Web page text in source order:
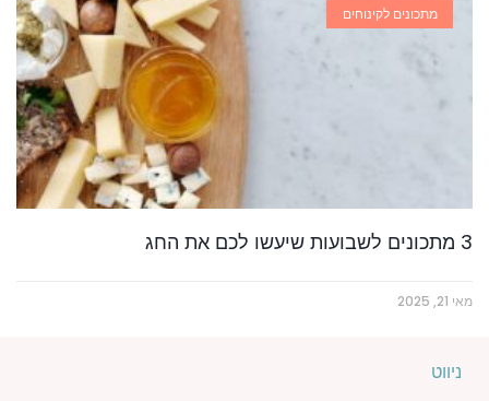
מתכונים לקינוחים
3 מתכונים לשבועות שיעשו לכם את החג
מאי 21, 2025
ניווט